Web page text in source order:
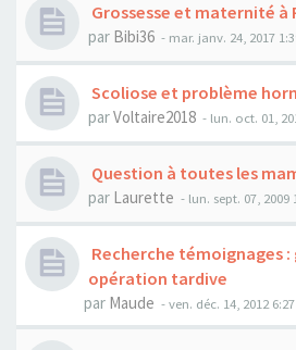
Grossesse et maternité à
par Bibi36 - mar. janv. 24, 2017
Scoliose et problème
parVoltaire2018 - lun. oct. 01,
Question à toutes les
par Laurette - lun. sept. 07, 2009
Recherche témoignages :
opération tardive
par Maude - ven. déc. 14, 2012